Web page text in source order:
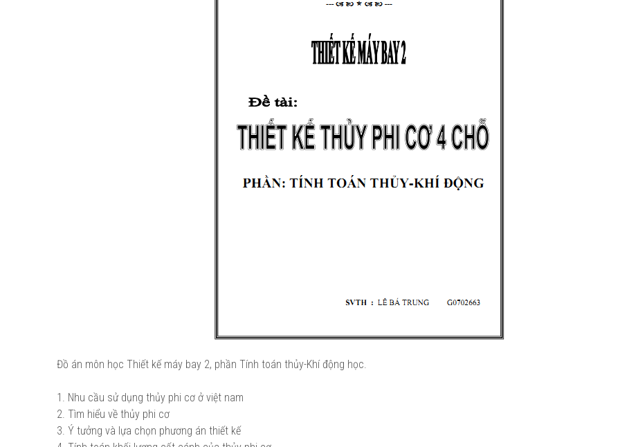
Đồ án môn học Thiết kế máy bay 2, phần Tính toán thủy-Khí động học.
1. Nhu cầu sử dụng thủy phi cơ ở việt nam
2. Tìm hiểu về thủy phi cơ
3. Ý tưởng và lựa chọn phương án thiết kế